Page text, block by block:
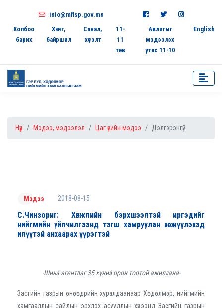
info@mflsp.gov.mn
Холбоо
барих
Хаяг,
байршил
Санал,
хүсэлт
11-
11
төв
Авлигыг
мэдээлэх
утас 11-10
English
Нүүр Мэдээ, мэдээлэл Цаг үеийн мэдээ Дэлгэрэнгүй
Мэдээ 2018-08-15
С.Чинзориг: Хөгжлийн бэрхшээлтэй иргэдийг
нийгмийн үйлчилгээнд тэгш хамруулан хөгжүүлэхэд
илүүтэй анхаарах үүрэгтэй
-Шинэ агентлаг 35 хүний орон тоотой ажиллана-
Засгийн газрын өнөөдрийн хуралдаанаар Хөдөлмөр, нийгмийн
хамгааллын сайдын эрхлэх асуудлын хүрээнд Засгийн газрын